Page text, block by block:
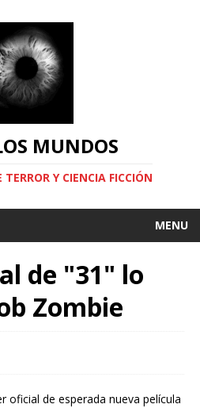
MUNDOS
Y CIENCIA FICCIÓN
MENU
de "31" lo
Zombie
oficial de esperada nueva película